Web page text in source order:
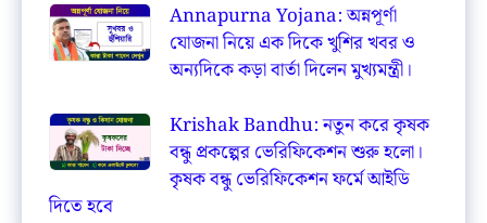
Annapurna Yojana: অন্নপূর্ণা
যোজনা নিয়ে এক দিকে খুশির খবর ও
অন্যদিকে কড়া বার্তা দিলেন মুখ্যমন্ত্রী।
Krishak Bandhu: নতুন করে কৃষক
বন্ধু প্রকল্পের ভেরিফিকেশন শুরু হলো।
কৃষক বন্ধু ভেরিফিকেশন ফর্মে আইডি
দিতে হবে